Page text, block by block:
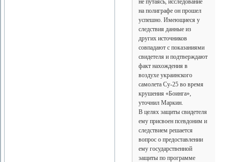
на полиграфе он прошел
успешно. Имеющиеся у
следствия данные из
других источников
совпадают с показаниями
свидетеля и подтверждают
факт нахождения в
воздухе украинского
самолета Су-25 во время
крушения «Боинга»,
уточнил Маркин.
В целях защиты свидетеля
ему присвоен псевдоним и
следствием решается
вопрос о предоставлении
ему государственной
защиты по программе